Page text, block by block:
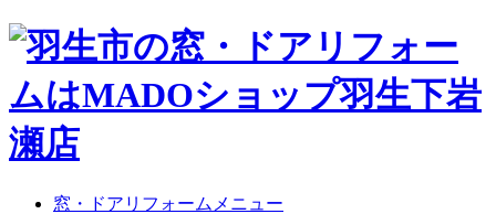
窓・ドアリフォームメニュー